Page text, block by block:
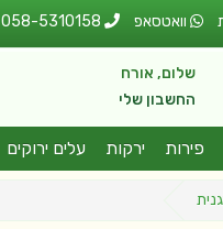
וואטסאפ 058-5310158
שלום, אורח
החשבון שלי
פירות ירקות עלים ירוקים